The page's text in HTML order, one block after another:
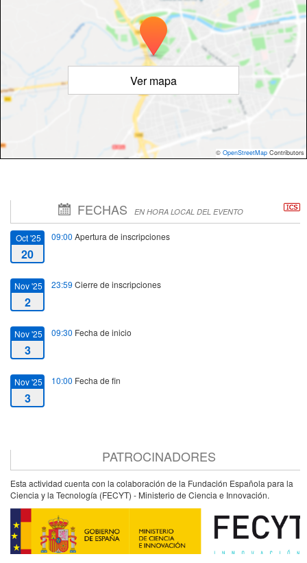
Ver mapa
© OpenStreetMap Contributors
FECHAS EN HORA LOCAL DEL EVENTO
Oct '25
20
09:00 Apertura de inscripciones
Nov '25
2
23:59 Cierre de inscripciones
Nov '25
3
09:30 Fecha de inicio
Nov '25
3
10:00 Fecha de fin
PATROCINADORES
Esta actividad cuenta con la colaboración de la Fundación Española para la
Ciencia y la Tecnología (FECYT) - Ministerio de Ciencia e Innovación.